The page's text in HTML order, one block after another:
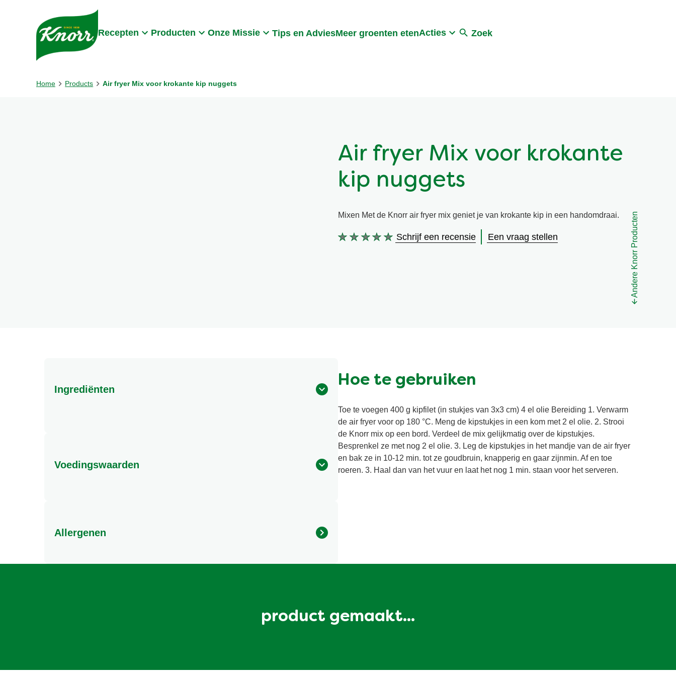
Skip to:
Recepten Producten Onze Missie Tips en AdviesMeer groenten etenActies Zoek
Home Products Air fryer Mix voor krokante kip nuggets
Air fryer Mix voor krokante
kip nuggets
Mixen Met de Knorr air fryer mix geniet je van krokante kip in een handomdraai.
Geen
Schrijf een recensie Een vraag stellen Andere Knorr Producten
Ingrediënten
Voedingswaarden
Allergenen
Hoe te gebruiken
Toe te voegen 400 g kipfilet (in stukjes van 3x3 cm) 4 el olie Bereiding 1. Verwarm
de air fryer voor op 180 °C. Meng de kipstukjes in een kom met 2 el olie. 2. Strooi
de Knorr mix op een bord. Verdeel de mix gelijkmatig over de kipstukjes.
Besprenkel ze met nog 2 el olie. 3. Leg de kipstukjes in het mandje van de air fryer
en bak ze in 10-12 min. tot ze goudbruin, knapperig en gaar zijnmin. Af en toe
roeren. 3. Haal dan van het vuur en laat het nog 1 min. staan voor het serveren.
product gemaakt...